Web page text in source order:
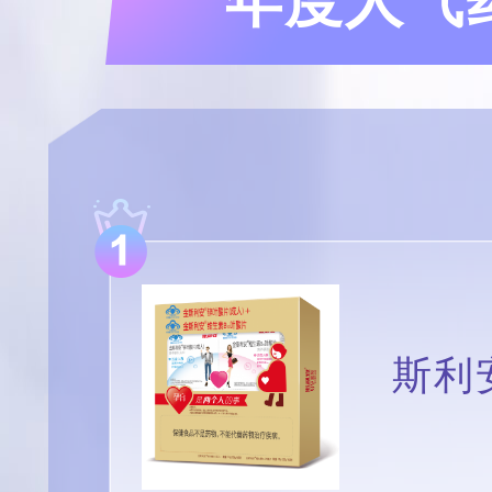
斯利